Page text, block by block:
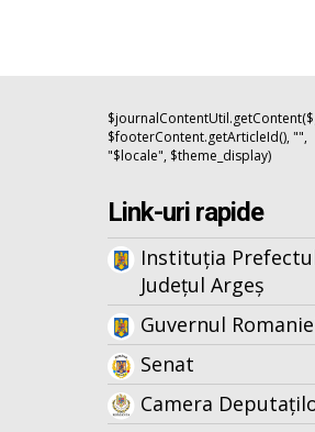
$footerContent.getArticleId(), "",
"$locale", $theme_display)
Link-uri rapide
Instituția
Județul Argeș
Guvernul
Senat
Camera